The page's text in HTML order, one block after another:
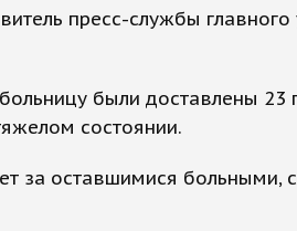
пресс-службы главного
были доставлены 23
состоянии.
за оставшимися